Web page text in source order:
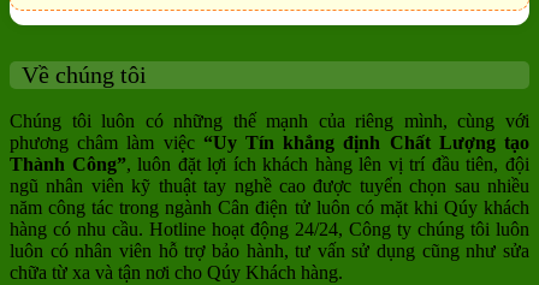
Về chúng tôi
Chúng tôi luôn có những thế mạnh của riêng mình, cùng với
phương châm làm việc “Uy Tín khẳng định Chất Lượng tạo
Thành Công”, luôn đặt lợi ích khách hàng lên vị trí đầu tiên, đội
ngũ nhân viên kỹ thuật tay nghề cao được tuyển chọn sau nhiều
năm công tác trong ngành Cân điện tử luôn có mặt khi Qúy khách
hàng có nhu cầu. Hotline hoạt động 24/24, Công ty chúng tôi luôn
luôn có nhân viên hỗ trợ bảo hành, tư vấn sử dụng cũng như sửa
chữa từ xa và tận nơi cho Qúy Khách hàng.